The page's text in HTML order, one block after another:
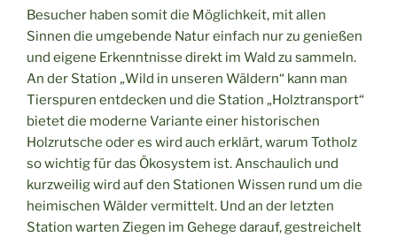
Besucher haben somit die Möglichkeit, mit allen
Sinnen die umgebende Natur einfach nur zu genießen
und eigene Erkenntnisse direkt im Wald zu sammeln.
An der Station „Wild in unseren Wäldern“ kann man
Tierspuren entdecken und die Station „Holztransport“
bietet die moderne Variante einer historischen
Holzrutsche oder es wird auch erklärt, warum Totholz
so wichtig für das Ökosystem ist. Anschaulich und
kurzweilig wird auf den Stationen Wissen rund um die
heimischen Wälder vermittelt. Und an der letzten
Station warten Ziegen im Gehege darauf, gestreichelt